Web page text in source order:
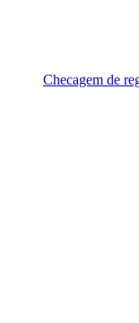
Checagem de